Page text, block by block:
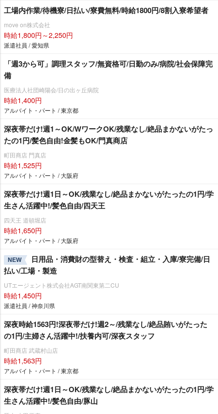
工場内作業/待機寮/日払い/寮費無料/時給1800円/8割入寮希望者
move on株式会社
時給1,800円～2,250円
派遣社員 / 愛知県
「週3から可」調理スタッフ/無資格可/日勤のみ/病院/社会保障完
備
医療法人社団崎陽会/日の出ヶ丘病院
時給1,400円
アルバイト・パート / 東京都
深夜帯だけ!週1～OK/WワークOK/残業なし/絶品まかないがたっ
たの1円/髪色自由!金髪もOK/門真商店
町田商店 門真店
時給1,525円
アルバイト・パート / 大阪府
深夜帯だけ!週1日～OK/残業なし/絶品まかないがたったの1円/学
生さん活躍中!/髪色自由/四天王
四天王 道頓堀店
時給1,650円
アルバイト・パート / 大阪府
NEW
日用品・消費財の型替え・検査・組立・入庫/寮完備/日
払い/工場・製造
UTエージェント株式会社AGT南関東第二CU
時給1,450円
派遣社員 / 神奈川県
深夜時給1563円!深夜帯だけ!週2～/残業なし/絶品賄いがたった
の1円/主婦さん活躍中!/扶養内可/深夜スタッフ
町田商店 武蔵村山店
時給1,563円
アルバイト・パート / 東京都
深夜帯だけ!週1日～OK/残業なし/絶品まかないがたったの1円/学
生さん活躍中!/髪色自由/豚山